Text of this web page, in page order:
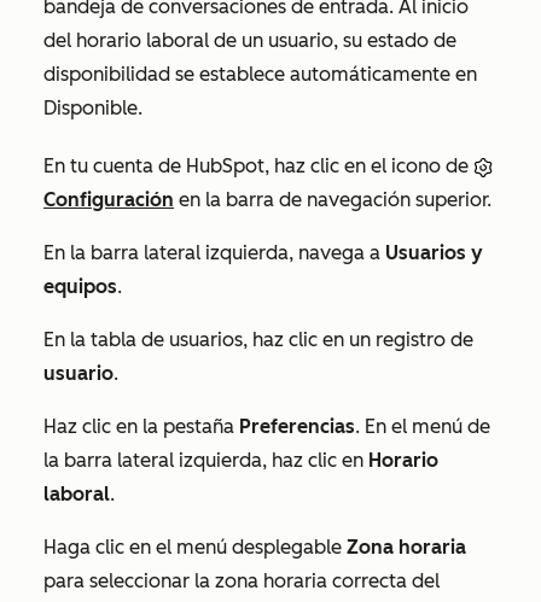
bandeja de conversaciones de entrada. Al inicio
del horario laboral de un usuario, su estado de
disponibilidad se establece automáticamente en
Disponible.
En tu cuenta de HubSpot, haz clic en el icono de
Configuración en la barra de navegación superior.
En la barra lateral izquierda, navega a Usuarios y
equipos.
En la tabla de usuarios, haz clic en un registro de
usuario.
Haz clic en la pestaña Preferencias. En el menú de
la barra lateral izquierda, haz clic en Horario
laboral.
Haga clic en el menú desplegable Zona horaria
para seleccionar la zona horaria correcta del